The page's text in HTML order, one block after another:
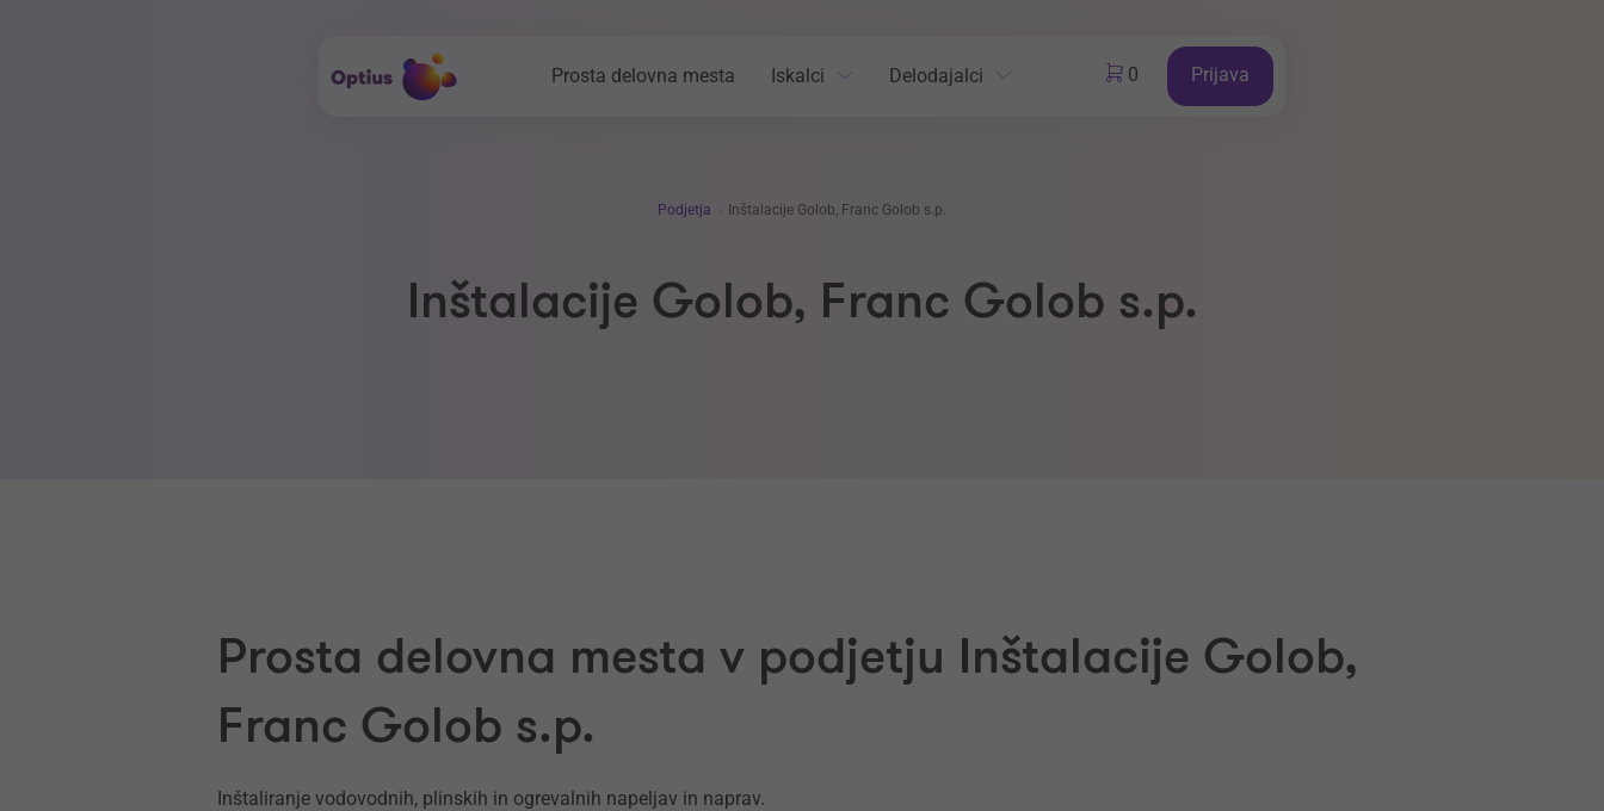
Prosta delovna mesta Iskalci Delodajalci 0 Prijava
Podjetja Inštalacije Golob, Franc Golob s.p.
Inštalacije Golob, Franc Golob s.p.
Prosta delovna mesta v podjetju Inštalacije Golob,
Franc Golob s.p.
Inštaliranje vodovodnih, plinskih in ogrevalnih napeljav in naprav.